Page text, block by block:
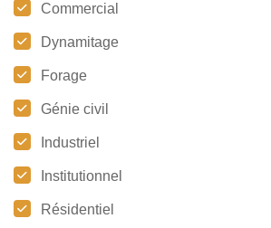
Commercial
Dynamitage
Forage
Génie civil
Industriel
Institutionnel
Résidentiel